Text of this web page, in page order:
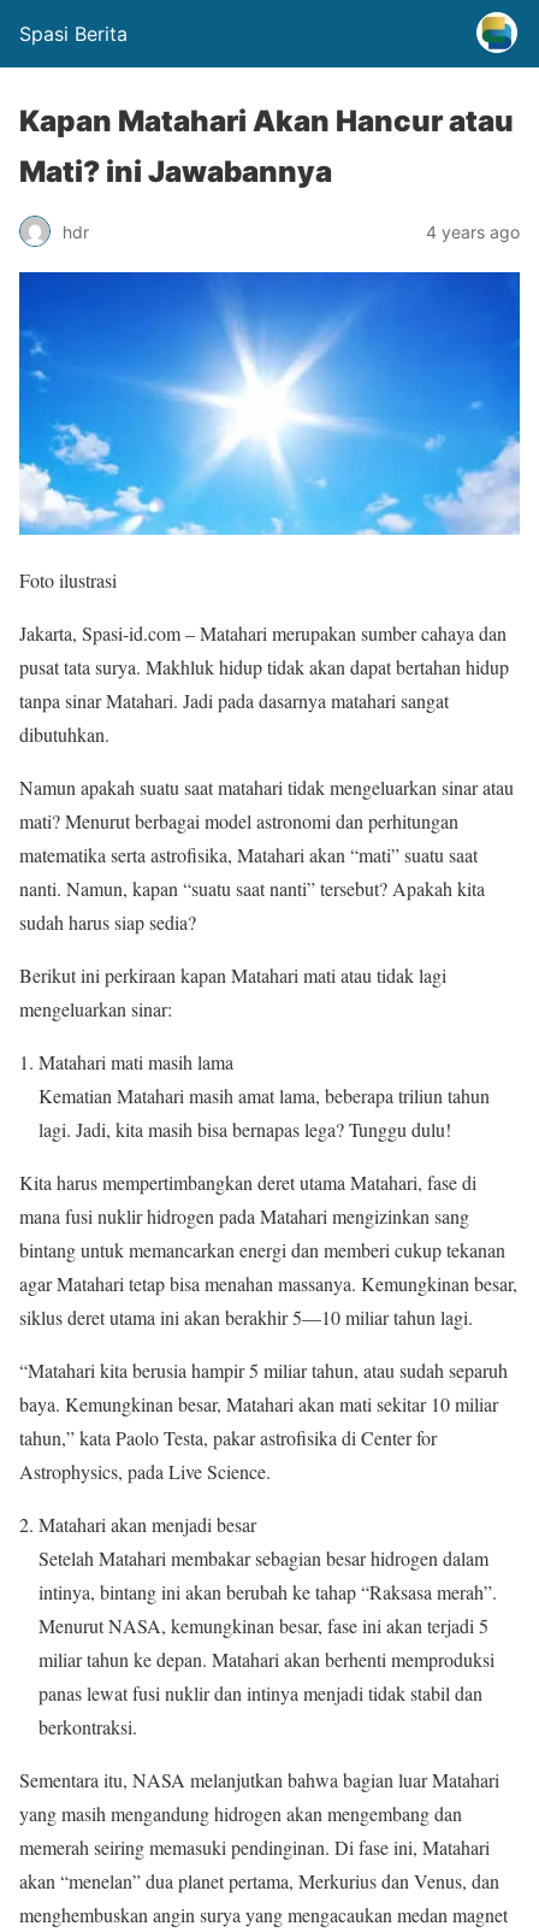
Spasi Berita
Kapan Matahari Akan Hancur atau
Mati? ini Jawabannya
hdr 4 years ago
Foto ilustrasi
Jakarta, Spasi-id.com – Matahari merupakan sumber cahaya dan
pusat tata surya. Makhluk hidup tidak akan dapat bertahan hidup
tanpa sinar Matahari. Jadi pada dasarnya matahari sangat
dibutuhkan.
Namun apakah suatu saat matahari tidak mengeluarkan sinar atau
mati? Menurut berbagai model astronomi dan perhitungan
matematika serta astrofisika, Matahari akan “mati” suatu saat
nanti. Namun, kapan “suatu saat nanti” tersebut? Apakah kita
sudah harus siap sedia?
Berikut ini perkiraan kapan Matahari mati atau tidak lagi
mengeluarkan sinar:
Matahari mati masih lama
Kematian Matahari masih amat lama, beberapa triliun tahun
lagi. Jadi, kita masih bisa bernapas lega? Tunggu dulu!
Kita harus mempertimbangkan deret utama Matahari, fase di
mana fusi nuklir hidrogen pada Matahari mengizinkan sang
bintang untuk memancarkan energi dan memberi cukup tekanan
agar Matahari tetap bisa menahan massanya. Kemungkinan besar,
siklus deret utama ini akan berakhir 5—10 miliar tahun lagi.
“Matahari kita berusia hampir 5 miliar tahun, atau sudah separuh
baya. Kemungkinan besar, Matahari akan mati sekitar 10 miliar
tahun,” kata Paolo Testa, pakar astrofisika di Center for
Astrophysics, pada Live Science.
Matahari akan menjadi besar
Setelah Matahari membakar sebagian besar hidrogen dalam
intinya, bintang ini akan berubah ke tahap “Raksasa merah”.
Menurut NASA, kemungkinan besar, fase ini akan terjadi 5
miliar tahun ke depan. Matahari akan berhenti memproduksi
panas lewat fusi nuklir dan intinya menjadi tidak stabil dan
berkontraksi.
Sementara itu, NASA melanjutkan bahwa bagian luar Matahari
yang masih mengandung hidrogen akan mengembang dan
memerah seiring memasuki pendinginan. Di fase ini, Matahari
akan “menelan” dua planet pertama, Merkurius dan Venus, dan
menghembuskan angin surya yang mengacaukan medan magnet